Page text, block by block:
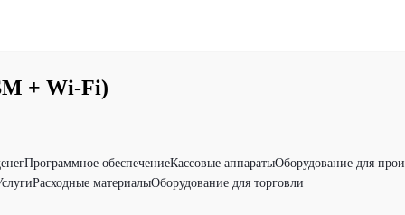
+ Wi-Fi)
Программное обеспечениеКассовые аппаратыОборудование для
Расходные материалыОборудование для торговли